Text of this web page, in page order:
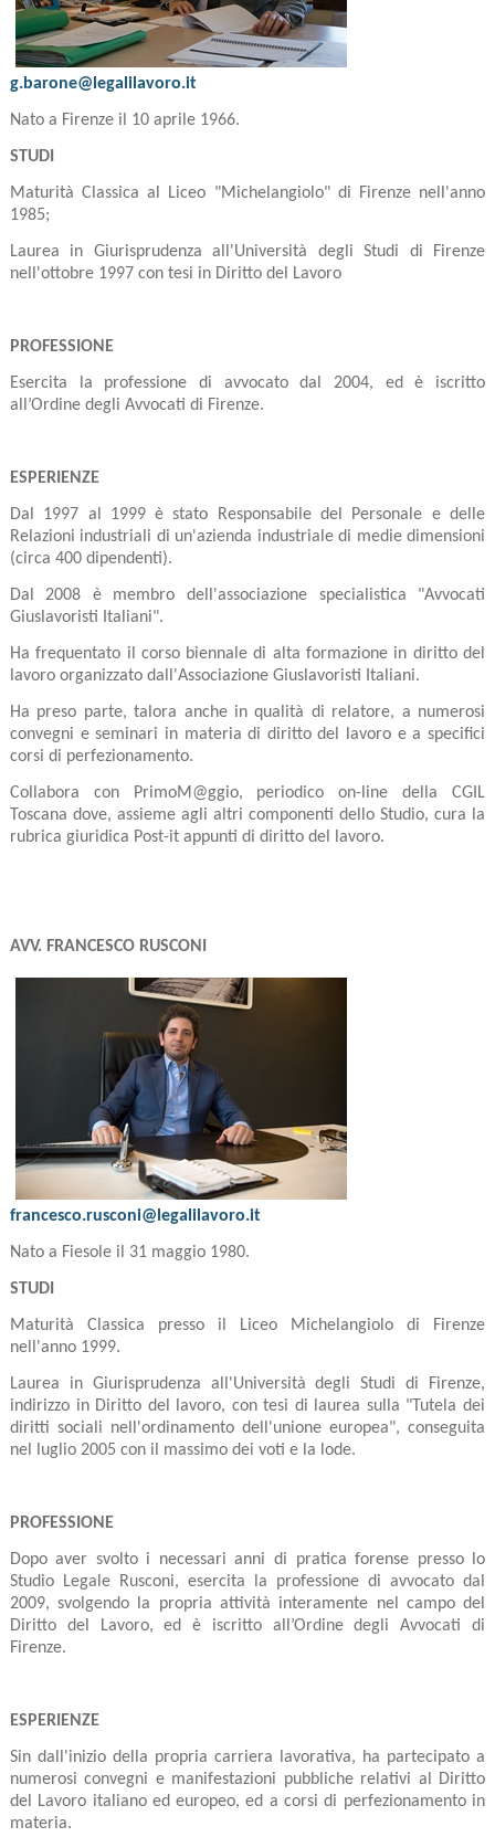
g.barone@legalilavoro.it
Nato a Firenze il 10 aprile 1966.
STUDI
Maturità Classica al Liceo "Michelangiolo" di Firenze nell'anno
1985;
Laurea in Giurisprudenza all'Università degli Studi di Firenze
nell'ottobre 1997 con tesi in Diritto del Lavoro
PROFESSIONE
Esercita la professione di avvocato dal 2004, ed è iscritto
all’Ordine degli Avvocati di Firenze.
ESPERIENZE
Dal 1997 al 1999 è stato Responsabile del Personale e delle
Relazioni industriali di un'azienda industriale di medie dimensioni
(circa 400 dipendenti).
Dal 2008 è membro dell'associazione specialistica "Avvocati
Giuslavoristi Italiani".
Ha frequentato il corso biennale di alta formazione in diritto del
lavoro organizzato dall'Associazione Giuslavoristi Italiani.
Ha preso parte, talora anche in qualità di relatore, a numerosi
convegni e seminari in materia di diritto del lavoro e a specifici
corsi di perfezionamento.
Collabora con PrimoM@ggio, periodico on-line della CGIL
Toscana dove, assieme agli altri componenti dello Studio, cura la
rubrica giuridica Post-it appunti di diritto del lavoro.
AVV. FRANCESCORUSCONI
francesco.rusconi@legalilavoro.it
Nato a Fiesole il 31 maggio 1980.
STUDI
Maturità Classica presso il Liceo Michelangiolo di Firenze
nell'anno 1999.
Laurea in Giurisprudenza all'Università degli Studi di Firenze,
indirizzo in Diritto del lavoro, con tesi di laurea sulla "Tutela dei
diritti sociali nell'ordinamento dell'unione europea", conseguita
nel luglio 2005 con il massimo dei voti e la lode.
PROFESSIONE
Dopo aver svolto i necessari anni di pratica forense presso lo
Studio Legale Rusconi, esercita la professione di avvocato dal
2009, svolgendo la propria attività interamente nel campo del
Diritto del Lavoro, ed è iscritto all’Ordine degli Avvocati di
Firenze.
ESPERIENZE
Sin dall'inizio della propria carriera lavorativa, ha partecipato a
numerosi convegni e manifestazioni pubbliche relativi al Diritto
del Lavoro italiano ed europeo, ed a corsi di perfezionamento in
materia.